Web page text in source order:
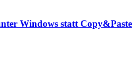
Windows statt Copy&Paste